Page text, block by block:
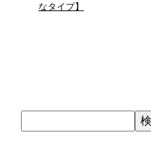
なタイプ】